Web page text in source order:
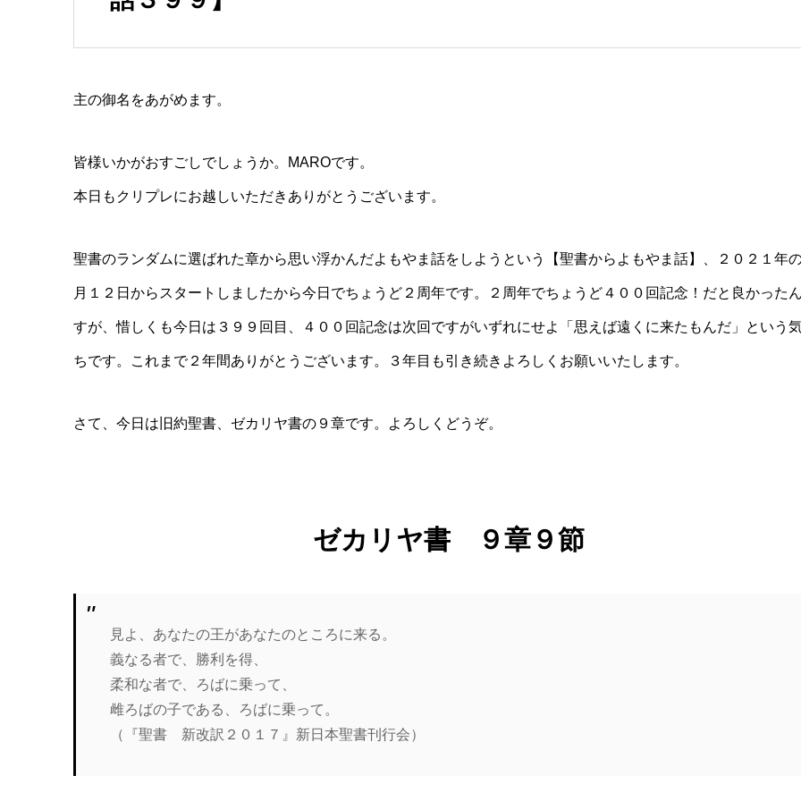
主の御名をあがめます。
皆様いかがおすごしでしょうか。MAROです。
本日もクリプレにお越しいただきありがとうございます。
聖書のランダムに選ばれた章から思い浮かんだよもやま話をしようという【聖書からよもやま話】、２０２１年
月１２日からスタートしましたから今日でちょうど２周年です。２周年でちょうど４００回記念！だと良かった
すが、惜しくも今日は３９９回目、４００回記念は次回ですがいずれにせよ「思えば遠くに来たもんだ」という
ちです。これまで２年間ありがとうございます。３年目も引き続きよろしくお願いいたします。
さて、今日は旧約聖書、ゼカリヤ書の９章です。よろしくどうぞ。
ゼカリヤ書 ９章９節
見よ、あなたの王があなたのところに来る。
義なる者で、勝利を得、
柔和な者で、ろばに乗って、
雌ろばの子である、ろばに乗って。
（『聖書 新改訳２０１７』新日本聖書刊行会）